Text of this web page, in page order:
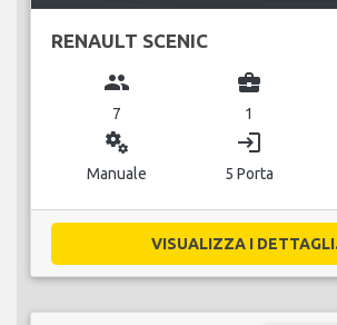
RENAULT SCENIC
group
7
business_center
1
miscellaneous_services
Manuale
login
5 Porta
VISUALIZZA I